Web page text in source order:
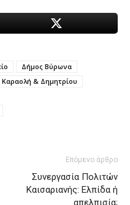
Δήμος Βύρωνα
& Δημητρίου
Επόμενο άρθρο
Συνεργασία Πολιτών
Καισαριανής: Ελπίδα ή
απελπισία;